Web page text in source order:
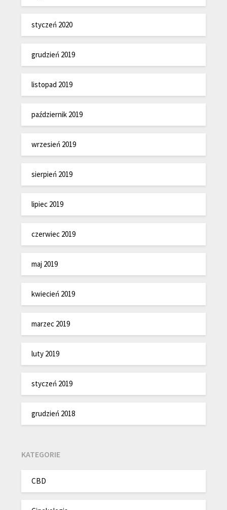
styczeń 2020
grudzień 2019
listopad 2019
październik 2019
wrzesień 2019
sierpień 2019
lipiec 2019
czerwiec 2019
maj 2019
kwiecień 2019
marzec 2019
luty 2019
styczeń 2019
grudzień 2018
KATEGORIE
CBD